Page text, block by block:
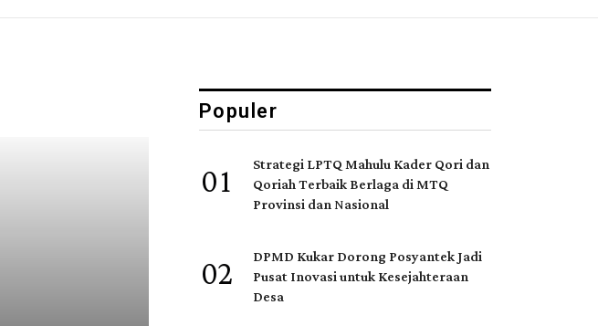
Populer
01 Strategi LPTQ Mahulu Kader Qori dan
Qoriah Terbaik Berlaga di MTQ
Provinsi dan Nasional
02 DPMD Kukar Dorong Posyantek Jadi
Pusat Inovasi untuk Kesejahteraan
Desa